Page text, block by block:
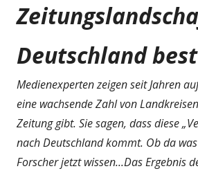
Deutschland
Medienexperten zeigen seit Jahren
eine wachsende Zahl von
Zeitung gibt. Sie sagen, dass diese
nach Deutschland kommt. Ob da
Forscher jetzt wissen...Das Ergebnis